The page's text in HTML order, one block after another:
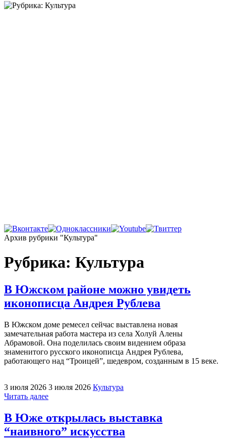
Главная
Архив рубрики "Культура"
Рубрика: Культура
В Южском районе можно увидеть
иконописца Андрея Рублева
В Южском доме ремесел сейчас выставлена новая
замечательная работа мастера из села Холуй Алены
Абрамовой. Она поделилась своим видением образа
знаменитого русского иконописца Андрея Рублева,
работающего над “Троицей”, шедевром, созданным в 15 веке.
3 июля 2026 3 июля 2026 Культура
Читать далее"В
можно
увидеть
В Юже открылась выставка
“наивного” искусства